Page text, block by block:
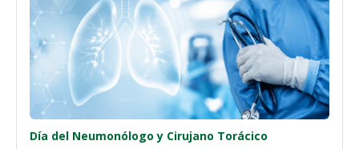
Día del Neumonólogo y Cirujano Torácico